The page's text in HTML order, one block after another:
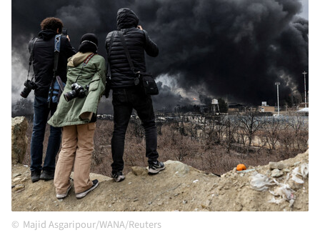
Majid Asgaripour/WANA/Reuters